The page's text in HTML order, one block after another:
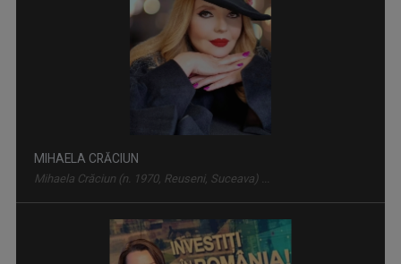
LA UN PAS DE ROMÂNIA
CRISTINA
LEORENȚ
O zi de marţi, 1 august 2000. Eu studentă.
...